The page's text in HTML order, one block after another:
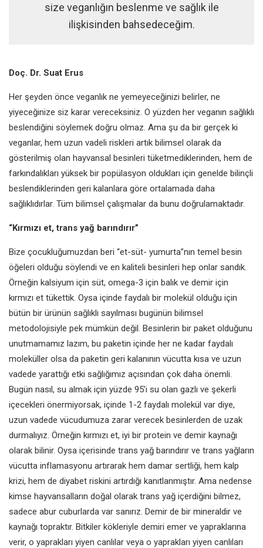
size veganlığın beslenme ve sağlık ile
ilişkisinden bahsedeceğim.
Doç. Dr. Suat Erus
Her şeyden önce veganlık ne yemeyeceğinizi belirler, ne
yiyeceğinize siz karar vereceksiniz. O yüzden her veganın sağlıklı
beslendiğini söylemek doğru olmaz. Ama şu da bir gerçek ki
veganlar, hem uzun vadeli riskleri artık bilimsel olarak da
gösterilmiş olan hayvansal besinleri tüketmediklerinden, hem de
farkındalıkları yüksek bir popülasyon oldukları için genelde bilinçli
beslendiklerinden geri kalanlara göre ortalamada daha
sağlıklıdırlar. Tüm bilimsel çalışmalar da bunu doğrulamaktadır.
“Kırmızı et, trans yağ barındırır”
Bize çocukluğumuzdan beri “et-süt- yumurta”nın temel besin
öğeleri olduğu söylendi ve en kaliteli besinleri hep onlar sandık.
Örneğin kalsiyum için süt, omega-3 için balık ve demir için
kırmızı et tükettik. Oysa içinde faydalı bir molekül olduğu için
bütün bir ürünün sağlıklı sayılması bugünün bilimsel
metodolojisiyle pek mümkün değil. Besinlerin bir paket olduğunu
unutmamamız lazım, bu paketin içinde her ne kadar faydalı
moleküller olsa da paketin geri kalanının vücutta kısa ve uzun
vadede yarattığı etki sağlığımız açısından çok daha önemli.
Bugün nasıl, su almak için yüzde 95’i su olan gazlı ve şekerli
içecekleri önermiyorsak, içinde 1-2 faydalı molekül var diye,
uzun vadede vücudumuza zarar verecek besinlerden de uzak
durmalıyız. Örneğin kırmızı et, iyi bir protein ve demir kaynağı
olarak bilinir. Oysa içerisinde trans yağ barındırır ve trans yağların
vücutta inflamasyonu artırarak hem damar sertliği, hem kalp
krizi, hem de diyabet riskini artırdığı kanıtlanmıştır. Ama nedense
kimse hayvansalların doğal olarak trans yağ içerdiğini bilmez,
sadece abur cuburlarda var sanırız. Demir de bir mineraldir ve
kaynağı topraktır. Bitkiler kökleriyle demiri emer ve yapraklarına
verir, o yaprakları yiyen canlılar veya o yaprakları yiyen canlıları